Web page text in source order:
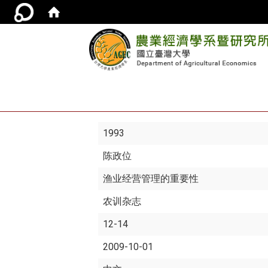
1993
陈政位
渔业经营管理的重要性
农训杂志
12-14
2009-10-01